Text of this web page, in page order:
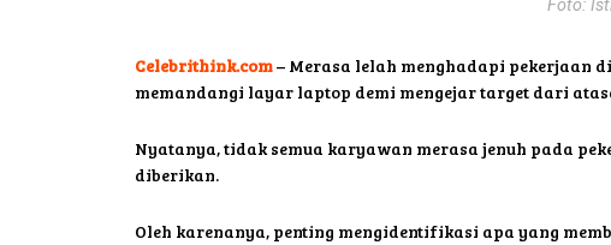
Foto:
Celebrithink.com– Merasa lelah menghadapi pekerjaan
memandangi layar laptop demi mengejar target dari
Nyatanya, tidak semua karyawan merasa jenuh pada
diberikan.
Oleh karenanya, penting mengidentifikasi apa yang